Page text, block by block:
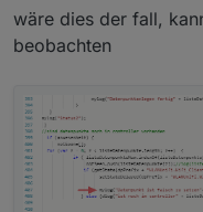
wäre dies der fall,
beobachten